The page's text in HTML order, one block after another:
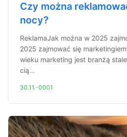
Czy można
nocy?
ReklamaJak można w 2025
2025 zajmować się
wieku marketing jest branżą
cią...
30.11.-0001